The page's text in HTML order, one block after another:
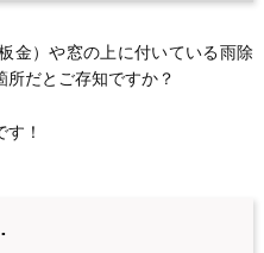
金）や窓の上に付いている雨除
だとご存知ですか？
！